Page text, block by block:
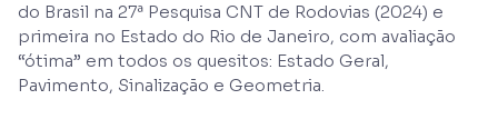
do Brasil na 27ª Pesquisa CNT de Rodovias (2024) e
primeira no Estado do Rio de Janeiro, com avaliação
“ótima” em todos os quesitos: Estado Geral,
Pavimento, Sinalização e Geometria.